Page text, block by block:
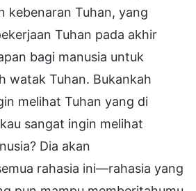
kebenaran Tuhan, yang
Tuhan pada akhir
bagi manusia untuk
watak Tuhan. Bukankah
melihat Tuhan yang di
sangat ingin melihat
Dia akan
rahasia ini—rahasia yang